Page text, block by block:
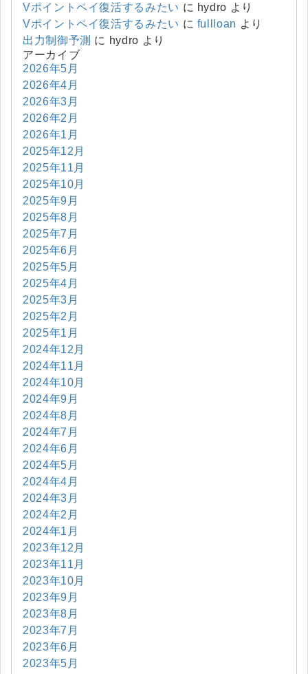
Vポイントペイ復活するみたい に hydro より
Vポイントペイ復活するみたい に fullloan より
出力制御予測 に hydro より
アーカイブ
2026年5月
2026年4月
2026年3月
2026年2月
2026年1月
2025年12月
2025年11月
2025年10月
2025年9月
2025年8月
2025年7月
2025年6月
2025年5月
2025年4月
2025年3月
2025年2月
2025年1月
2024年12月
2024年11月
2024年10月
2024年9月
2024年8月
2024年7月
2024年6月
2024年5月
2024年4月
2024年3月
2024年2月
2024年1月
2023年12月
2023年11月
2023年10月
2023年9月
2023年8月
2023年7月
2023年6月
2023年5月